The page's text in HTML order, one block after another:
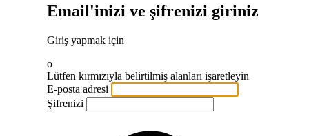
Email'inizi ve şifrenizi giriniz
Giriş yapmak için
o
Lütfen kırmızıyla belirtilmiş alanları işaretleyin
E-posta adresi
Şifrenizi